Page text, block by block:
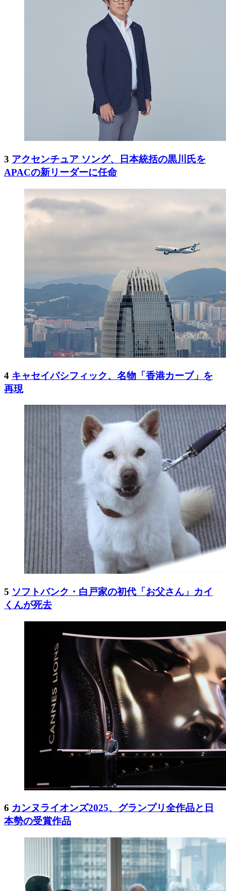
3 アクセンチュア ソング、日本統括の黒川氏を
APACの新リーダーに任命
4 キャセイパシフィック、名物「香港カーブ」を
再現
5 ソフトバンク・白戸家の初代「お父さん」カイ
くんが死去
6 カンヌライオンズ2025、グランプリ全作品と日
本勢の受賞作品